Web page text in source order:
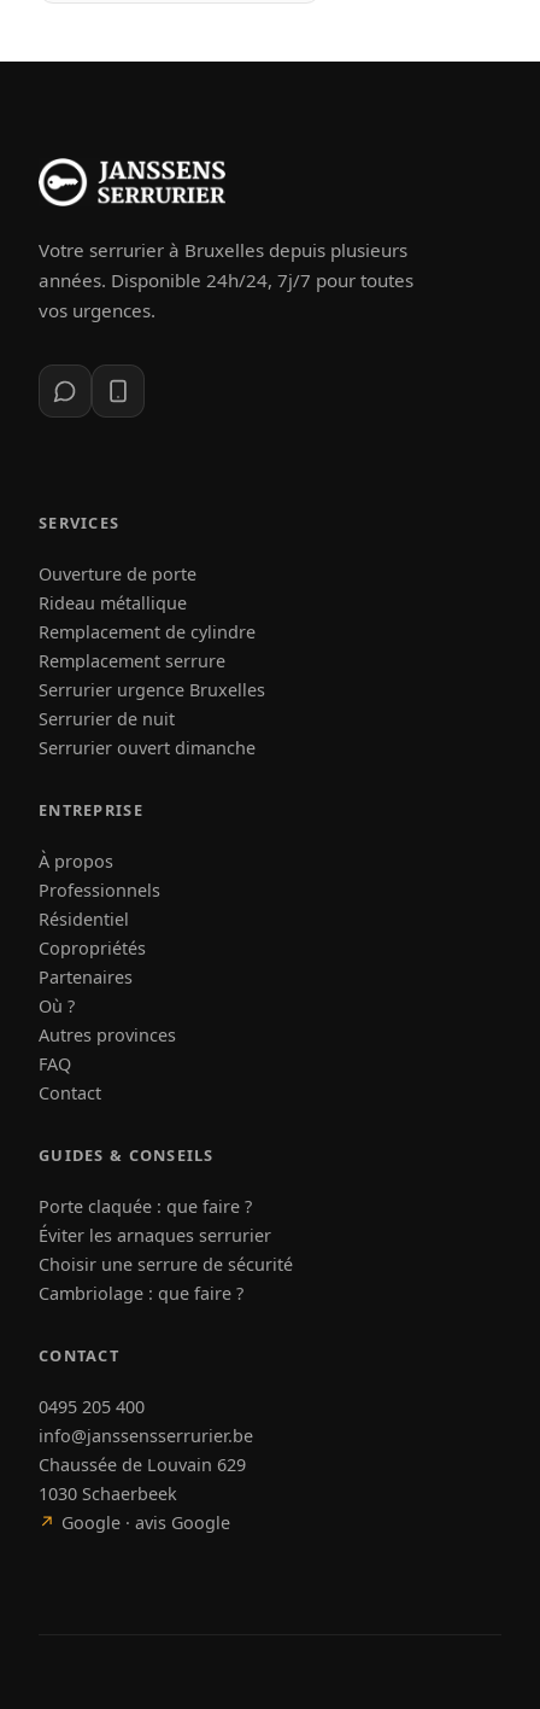
Votre serrurier à Bruxelles depuis plusieurs
années. Disponible 24h/24, 7j/7 pour toutes
vos urgences.
SERVICES
Ouverture de porte
Rideau métallique
Remplacement de cylindre
Remplacement serrure
Serrurier urgence Bruxelles
Serrurier de nuit
Serrurier ouvert dimanche
ENTREPRISE
À propos
Professionnels
Résidentiel
Copropriétés
Partenaires
Où ?
Autres provinces
FAQ
Contact
GUIDES & CONSEILS
Porte claquée : que faire ?
Éviter les arnaques serrurier
Choisir une serrure de sécurité
Cambriolage : que faire ?
CONTACT
0495 205 400
info@janssensserrurier.be
Chaussée de Louvain 629
1030 Schaerbeek
↗ Google · avis Google